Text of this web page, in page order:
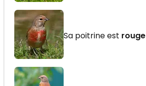
Sa poitrine est rouge